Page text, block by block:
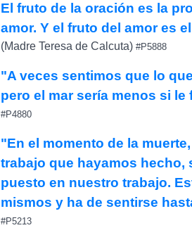
El fruto de la oración es la
amor. Y el fruto del amor es
(Madre Teresa de Calcuta) #P5888
"A veces sentimos que lo
pero el mar sería menos si le
#P4880
"En el momento de la
trabajo que hayamos hecho,
puesto en nuestro trabajo.
mismos y ha de sentirse
#P5213